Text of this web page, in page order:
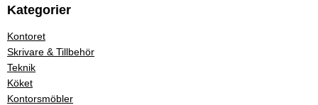
Kategorier
Kontoret
Skrivare & Tillbehör
Teknik
Köket
Kontorsmöbler